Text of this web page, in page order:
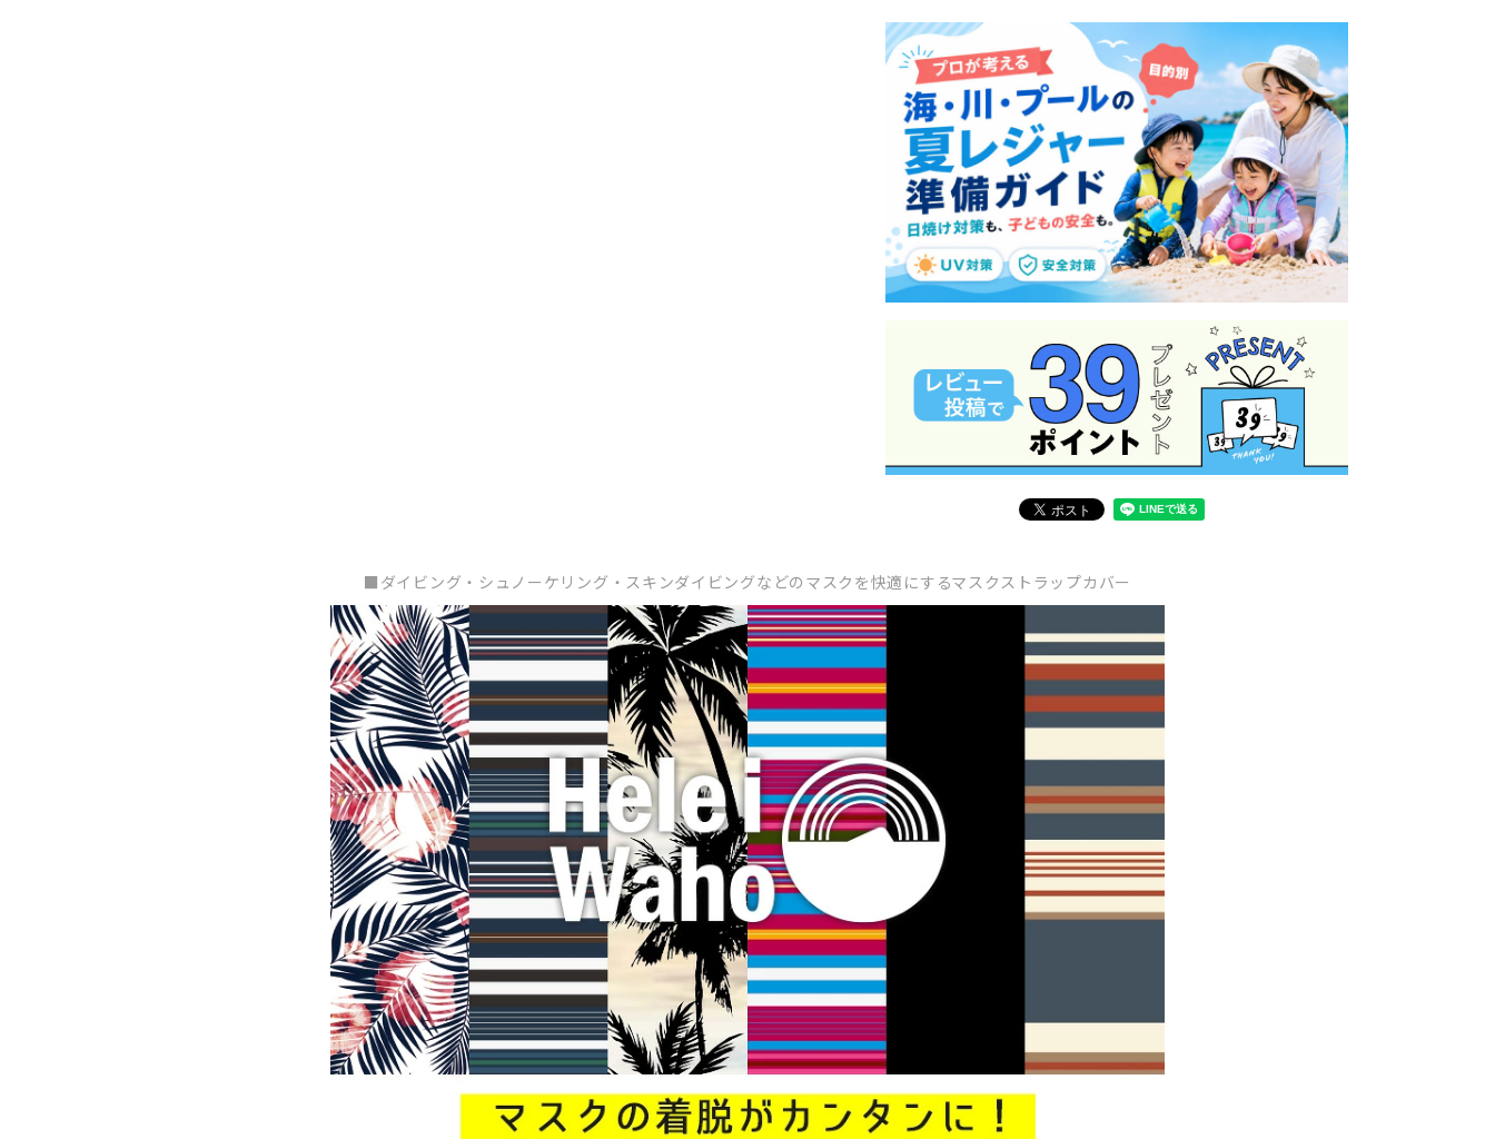
■ダイビング・シュノーケリング・スキンダイビングなどのマスクを快適にするマスクストラップカバー